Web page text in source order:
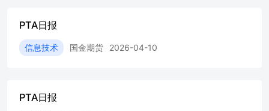
建信期货研究发展部 数据来源：Wind，建信期货研究发展
部 数据来源：Wind，建信期货研究发展部 数据来源：
Wind，建信期货研究发展部 数据来源：Wind，建信期货研
究发展部 数据来源：Wind，建信期货研究发展部 数据来
60635734黑色金属研究团队021-60635736石油化工研究团队
PTA日报
信息技术 国金期货 2026-04-10
PTA日报